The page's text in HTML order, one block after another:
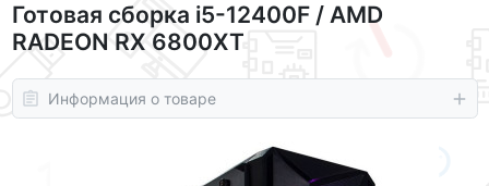
Готовая сборка i5-12400F / AMD
RADEON RX 6800XT
Информация о товаре